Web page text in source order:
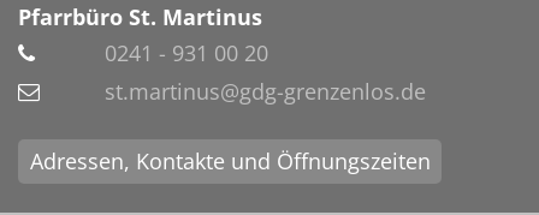
Pfarrbüro St. Martinus
0241 - 931 00 20
st.martinus@gdg-grenzenlos.de
Adressen, Kontakte und Öffnungszeiten